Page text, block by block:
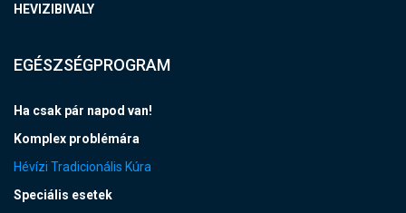
HEVIZIBIVALY
EGÉSZSÉGPROGRAM
Ha csak pár napod van!
Komplex problémára
Hévízi Tradicionális Kúra
Speciális esetek